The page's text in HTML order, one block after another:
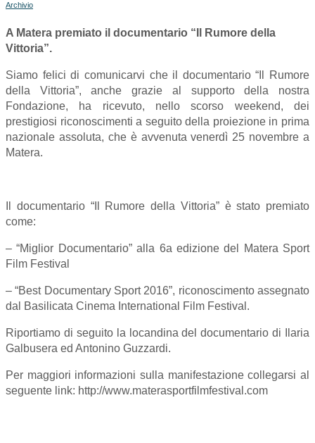
Archivio
A Matera premiato il documentario “Il Rumore della
Vittoria”.
Siamo felici di comunicarvi che il documentario “Il Rumore
della Vittoria”, anche grazie al supporto della nostra
Fondazione, ha ricevuto, nello scorso weekend, dei
prestigiosi riconoscimenti a seguito della proiezione in prima
nazionale assoluta, che è avvenuta venerdì 25 novembre a
Matera.
Il documentario “Il Rumore della Vittoria” è stato premiato
come:
– “Miglior Documentario” alla 6a edizione del Matera Sport
Film Festival
– “Best Documentary Sport 2016”, riconoscimento assegnato
dal Basilicata Cinema International Film Festival.
Riportiamo di seguito la locandina del documentario di Ilaria
Galbusera ed Antonino Guzzardi.
Per maggiori informazioni sulla manifestazione collegarsi al
seguente link: http://www.materasportfilmfestival.com